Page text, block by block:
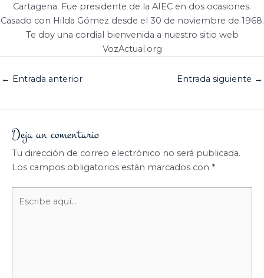
Cartagena. Fue presidente de la AIEC en dos ocasiones.
Casado con Hilda Gómez desde el 30 de noviembre de 1968.
Te doy una cordial bienvenida a nuestro sitio web
VozActual.org
← Entrada anterior Entrada siguiente →
Deja un comentario
Tu dirección de correo electrónico no será publicada.
Los campos obligatorios están marcados con *
aquí...